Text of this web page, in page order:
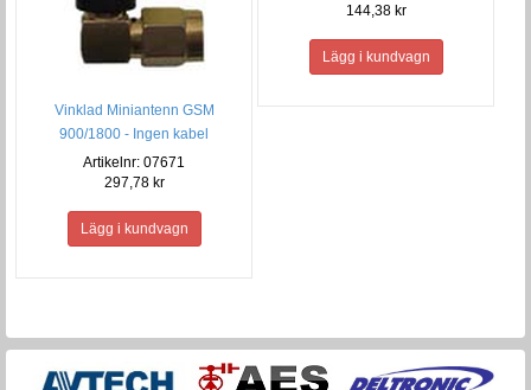
Vinklad Miniantenn GSM
900/1800 - Ingen kabel
Artikelnr: 07671
297,78 kr
144,38 kr